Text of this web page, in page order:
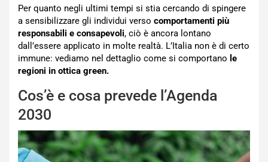
Per quanto negli ultimi tempi si stia cercando di spingere
a sensibilizzare gli individui verso comportamenti più
responsabili e consapevoli, ciò è ancora lontano
dall’essere applicato in molte realtà. L’Italia non è di certo
immune: vediamo nel dettaglio come si comportano le
regioni in ottica green.
Cos’è e cosa prevede l’Agenda
2030